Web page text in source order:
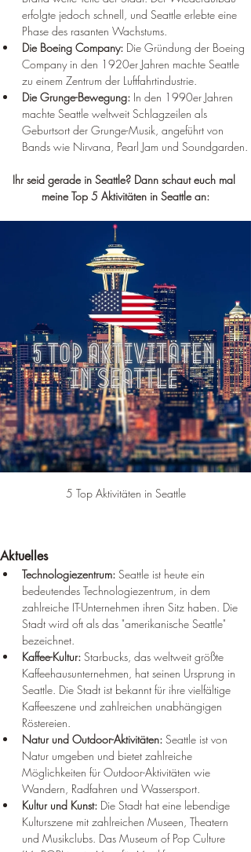
erfolgte jedoch schnell, und Seattle erlebte eine
Phase des rasanten Wachstums.
Die Boeing Company: Die Gründung der Boeing
Company in den 1920er Jahren machte Seattle
zu einem Zentrum der Luftfahrtindustrie.
Die Grunge-Bewegung: In den 1990er Jahren
machte Seattle weltweit Schlagzeilen als
Geburtsort der Grunge-Musik, angeführt von
Bands wie Nirvana, Pearl Jam und Soundgarden.
Ihr seid gerade in Seattle? Dann schaut euch mal
meine Top 5 Aktivitäten in Seattle an:
5 Top Aktivitäten in Seattle
Aktuelles
Technologiezentrum: Seattle ist heute ein
bedeutendes Technologiezentrum, in dem
zahlreiche IT-Unternehmen ihren Sitz haben. Die
Stadt wird oft als das "amerikanische Seattle"
bezeichnet.
Kaffee-Kultur: Starbucks, das weltweit größte
Kaffeehausunternehmen, hat seinen Ursprung in
Seattle. Die Stadt ist bekannt für ihre vielfältige
Kaffeeszene und zahlreichen unabhängigen
Röstereien.
Natur und Outdoor-Aktivitäten: Seattle ist von
Natur umgeben und bietet zahlreiche
Möglichkeiten für Outdoor-Aktivitäten wie
Wandern, Radfahren und Wassersport.
Kultur und Kunst: Die Stadt hat eine lebendige
Kulturszene mit zahlreichen Museen, Theatern
und Musikclubs. Das Museum of Pop Culture